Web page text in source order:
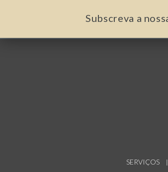
Subscreva a
SERVIÇOS